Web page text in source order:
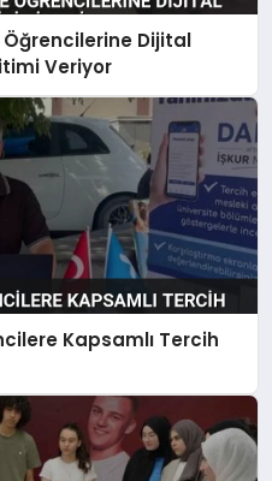
Dijital
Veriyor
Kapsamlı Tercih